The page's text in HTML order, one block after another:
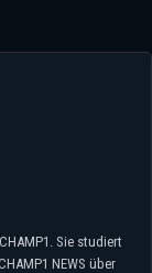
Sie studiert
NEWS über